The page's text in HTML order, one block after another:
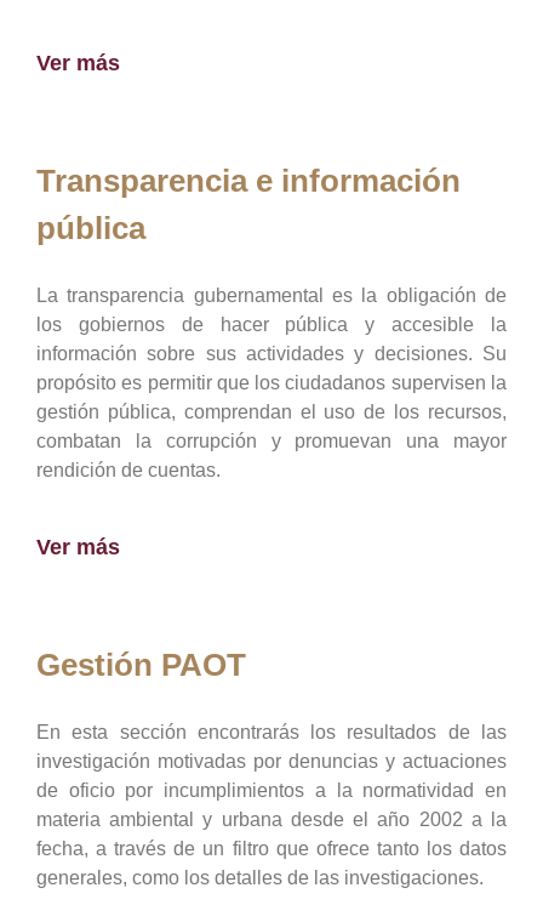
Ver más
Transparencia e información
pública
La transparencia gubernamental es la obligación de
los gobiernos de hacer pública y accesible la
información sobre sus actividades y decisiones. Su
propósito es permitir que los ciudadanos supervisen la
gestión pública, comprendan el uso de los recursos,
combatan la corrupción y promuevan una mayor
rendición de cuentas.
Ver más
Gestión PAOT
En esta sección encontrarás los resultados de las
investigación motivadas por denuncias y actuaciones
de oficio por incumplimientos a la normatividad en
materia ambiental y urbana desde el año 2002 a la
fecha, a través de un filtro que ofrece tanto los datos
generales, como los detalles de las investigaciones.